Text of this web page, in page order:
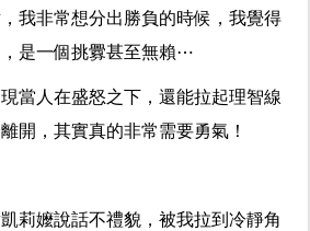
我非常想分出勝負的時候，我覺得
是一個挑釁甚至無賴⋯
當人在盛怒之下，還能拉起理智線
開，其實真的非常需要勇氣！
莉嬤說話不禮貌，被我拉到冷靜角